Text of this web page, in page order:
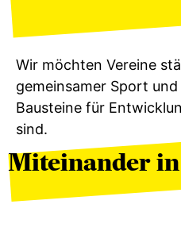
Wir möchten Vereine
gemeinsamer Sport
Bausteine für
sind.
Miteinander